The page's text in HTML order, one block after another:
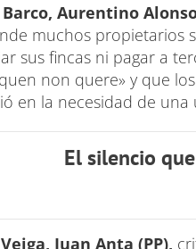
Aurentino Alonso
muchos propietarios
sus fincas ni pagar a
non quere» y que
en la necesidad de
El silencio
Juan Anta (PP),